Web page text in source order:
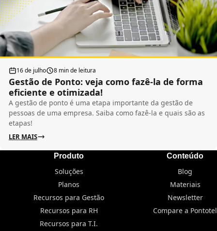
16 de julho 8 min de leitura
Gestão de Ponto: veja como fazê-la de forma
eficiente e otimizada!
A gestão de ponto é uma etapa importante da gestão de
pessoas de uma empresa. Saiba como fazê-la e quais são as
etapas!
LER MAIS
Produto
Soluções
Planos
Recursos para Gestão
Recursos para RH
Recursos para T.I.
Conteúdo
Blog
Materiais
Newsletter
Compare a Pontotel